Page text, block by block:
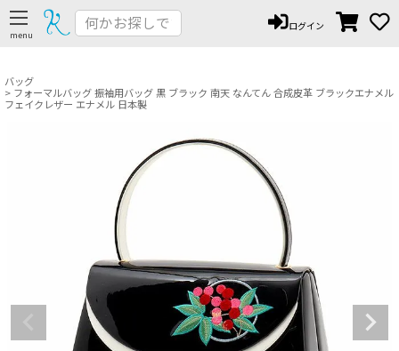
ログイン
バッグ
フォーマルバッグ 振袖用バッグ 黒 ブラック 南天 なんてん 合成皮革 ブラックエナメル
フェイクレザー エナメル 日本製
ペー
ジト